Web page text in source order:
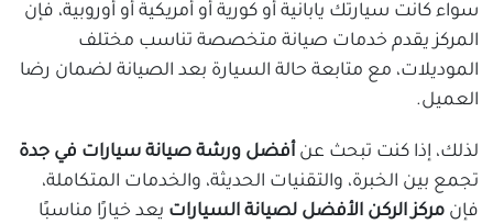
سواء كانت سيارتك يابانية أو كورية أو أمريكية أو أوروبية، فإن
المركز يقدم خدمات صيانة متخصصة تناسب مختلف
الموديلات، مع متابعة حالة السيارة بعد الصيانة لضمان رضا
العميل.
لذلك، إذا كنت تبحث عنأفضل ورشة صيانة سيارات في جدة
تجمع بين الخبرة، والتقنيات الحديثة، والخدمات المتكاملة،
فإنمركز الركن الأفضل لصيانة السيارات يعد خيارًا مناسبًا